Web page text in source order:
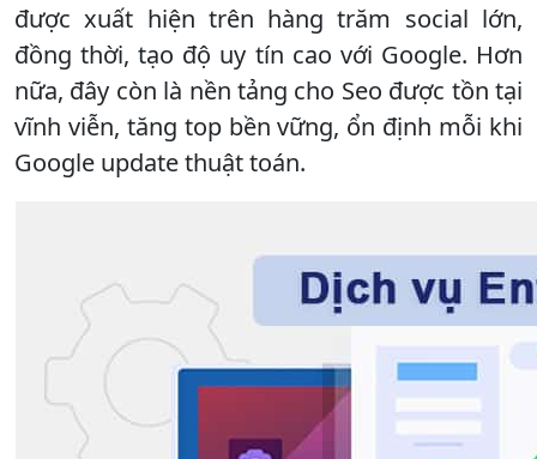
được xuất hiện trên hàng trăm social lớn,
đồng thời, tạo độ uy tín cao với Google. Hơn
nữa, đây còn là nền tảng cho Seo được tồn tại
vĩnh viễn, tăng top bền vững, ổn định mỗi khi
Google update thuật toán.